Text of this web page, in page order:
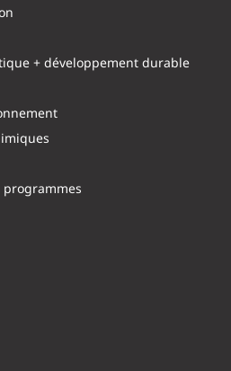
+ développement durable